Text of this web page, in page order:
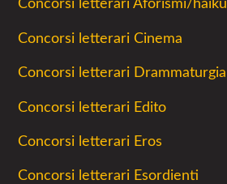
Concorsi letterari Aforismi/haiku
Concorsi letterari Cinema
Concorsi letterari Drammaturgia
Concorsi letterari Edito
Concorsi letterari Eros
Concorsi letterari Esordienti